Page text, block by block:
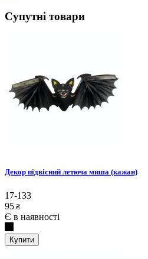
Супутні товари
Декор підвісний летюча миша (кажан)
17-133
95 ₴
Є в наявності
Купити